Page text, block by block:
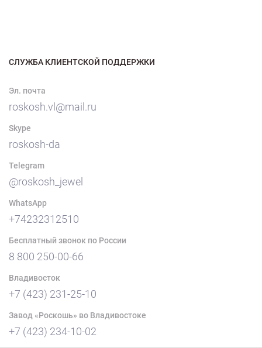
СЛУЖБА КЛИЕНТСКОЙ ПОДДЕРЖКИ
Эл. почта
roskosh.vl@mail.ru
Skype
roskosh-da
Telegram
@roskosh_jewel
WhatsApp
+74232312510
Бесплатный звонок по России
8 800 250-00-66
Владивосток
+7 (423) 231-25-10
Завод «Роскошь» во Владивостоке
+7 (423) 234-10-02